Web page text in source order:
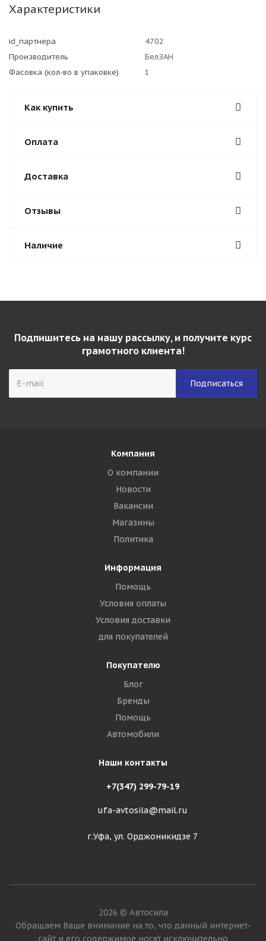
Характеристики
id_партнера
4702
Производитель
БелЗАН
Фасовка (кол-во в упаковке)
1
Как купить
Оплата
Доставка
Отзывы
Наличие
Подпишитесь на нашу рассылку, и получите курс
грамотного клиента!
Компания
О компании
Новости
Вакансии
Магазины
Политика
Информация
Помощь
Условия оплаты
Условия доставки
для покупателей
Покупателю
Блог
Бренды
Помощь
Автомобили
Наши контакты
+7(347) 299-79-19
ufa-avtosila@mail.ru
г.Уфа, ул. Орджоникидзе 7
2026 © Автосила
Обращаем Ваше внимание на то, что данный интернет-
сайт и его содержимое носят исключительно